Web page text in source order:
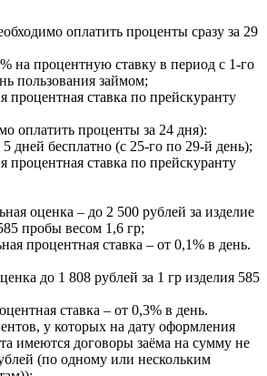
оплатить проценты сразу за 29
на процентную ставку в период с 1-го
пользования займом;
процентная ставка по прейскуранту
оплатить проценты за 24 дня):
дней бесплатно (с 25-го по 29-й день);
процентная ставка по прейскуранту
оценка – до 2 500 рублей за изделие
пробы весом 1,6 гр;
процентная ставка – от 0,1% в день.
до 1 808 рублей за 1 гр изделия 585
ставка – от 0,3% в день.
у которых на дату оформления
имеются договоры заёма на сумму не
(по одному или нескольким